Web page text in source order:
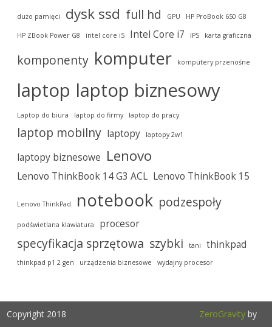
dużo pamięci dysk ssd full hd GPU HP ProBook 650 G8
HP ZBook Power G8 intel core i5 Intel Core i7 IPS karta graficzna
komponenty komputer komputery przenośne
laptop laptop biznesowy
Laptop do biura laptop do firmy laptop do pracy
laptop mobilny laptopy laptopy 2w1
laptopy biznesowe Lenovo
Lenovo ThinkBook 14 G3 ACL Lenovo ThinkBook 15
Lenovo ThinkPad notebook podzespoły
podświetlana klawiatura procesor
specyfikacja sprzętowa szybki tani thinkpad
thinkpad p1 2 gen urządzenia biznesowe wydajny procesor
Copyright 2018 ZeroGravityby